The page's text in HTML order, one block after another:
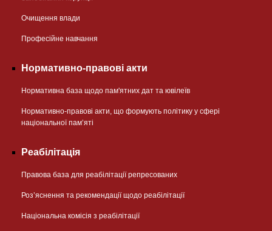
Очищення влади
Професійне навчання
Нормативно-правові акти
Нормативна база щодо пам'ятних дат та ювілеїв
Нормативно-правові акти, що формують політику у сфері
національної памʼяті
Реабілітація
Правова база для реабілітації репресованих
Розʼяснення та рекомендації щодо реабілітації
Національна комісія з реабілітації